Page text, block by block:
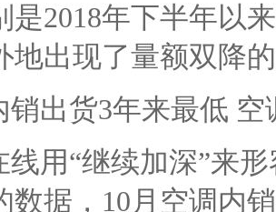
是2018年下半年以
地出现了量额双降
销出货3年来最低 空
线用“继续加深”来形
据， 10月空调内